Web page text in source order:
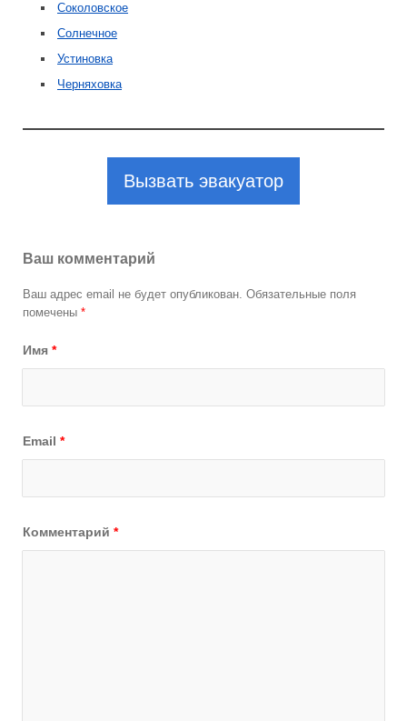
Соколовское
Солнечное
Устиновка
Черняховка
Вызвать эвакуатор
Ваш комментарий
Ваш адрес email не будет опубликован. Обязательные поля
помечены *
Имя *
Email *
Комментарий *